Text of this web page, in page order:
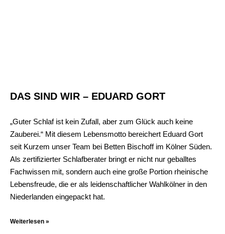
DAS SIND WIR – EDUARD GORT
„Guter Schlaf ist kein Zufall, aber zum Glück auch keine
Zauberei.“ Mit diesem Lebensmotto bereichert Eduard Gort
seit Kurzem unser Team bei Betten Bischoff im Kölner Süden.
Als zertifizierter Schlafberater bringt er nicht nur geballtes
Fachwissen mit, sondern auch eine große Portion rheinische
Lebensfreude, die er als leidenschaftlicher Wahlkölner in den
Niederlanden eingepackt hat.
Weiterlesen »